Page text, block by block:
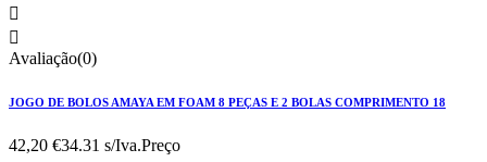


Avaliação(0)
JOGO DE BOLOS AMAYA EM FOAM 8 PEÇAS E 2 BOLAS COMPRIMENTO 18
42,20 €34.31 s/Iva.Preço